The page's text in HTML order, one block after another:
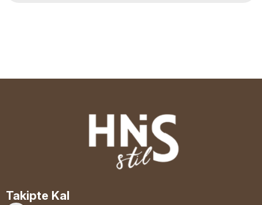
Takipte Kal